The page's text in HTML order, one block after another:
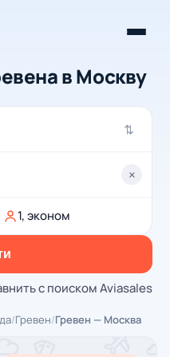
в Москву
⇄
×
1, эконом
с поиском Aviasales
/Гревен/Гревен — Москва